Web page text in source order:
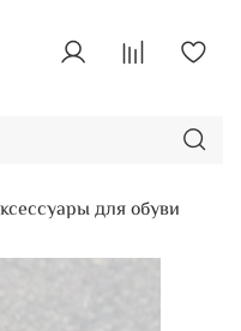
для обуви